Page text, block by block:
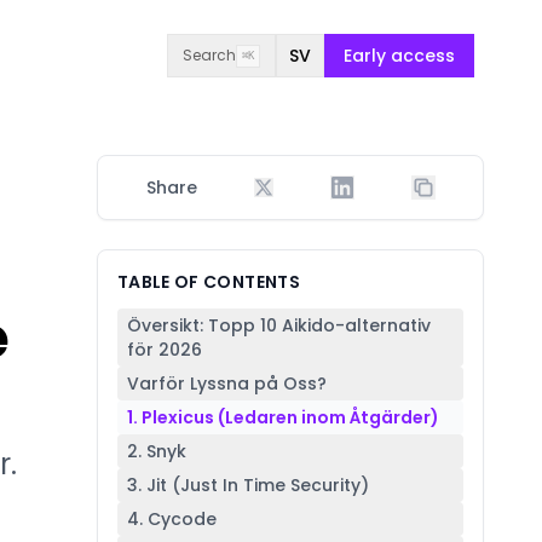
Search ⌘K SV Early access
Share
TABLE OF CONTENTS
Översikt: Topp 10 Aikido-alternativ
för 2026
Varför Lyssna på Oss?
1. Plexicus (Ledaren inom Åtgärder)
2. Snyk
3. Jit (Just In Time Security)
4. Cycode